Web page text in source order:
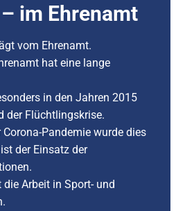
im Ehrenamt
vom Ehrenamt.
hat eine lange
in den Jahren 2015
der Flüchtlingskrise.
Pandemie wurde dies
der Einsatz der
Arbeit in Sport- und